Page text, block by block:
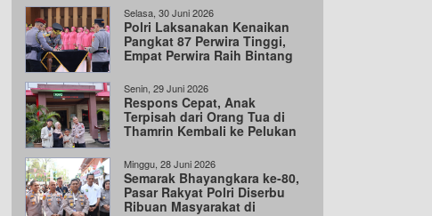
Selasa, 30 Juni 2026
Polri Laksanakan Kenaikan
Pangkat 87 Perwira Tinggi,
Empat Perwira Raih Bintang
Senin, 29 Juni 2026
Respons Cepat, Anak
Terpisah dari Orang Tua di
Thamrin Kembali ke Pelukan
Minggu, 28 Juni 2026
Semarak Bhayangkara ke-80,
Pasar Rakyat Polri Diserbu
Ribuan Masyarakat di